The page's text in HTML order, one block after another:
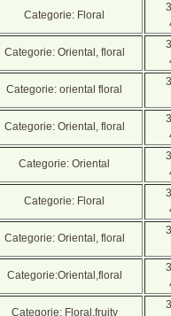
Categorie: Floral
Categorie: Oriental, floral
Categorie: oriental floral
Categorie: Oriental, floral
Categorie: Oriental
Categorie: Floral
Categorie: Oriental, floral
Categorie:Oriental,floral
Categorie: Floral,fruity